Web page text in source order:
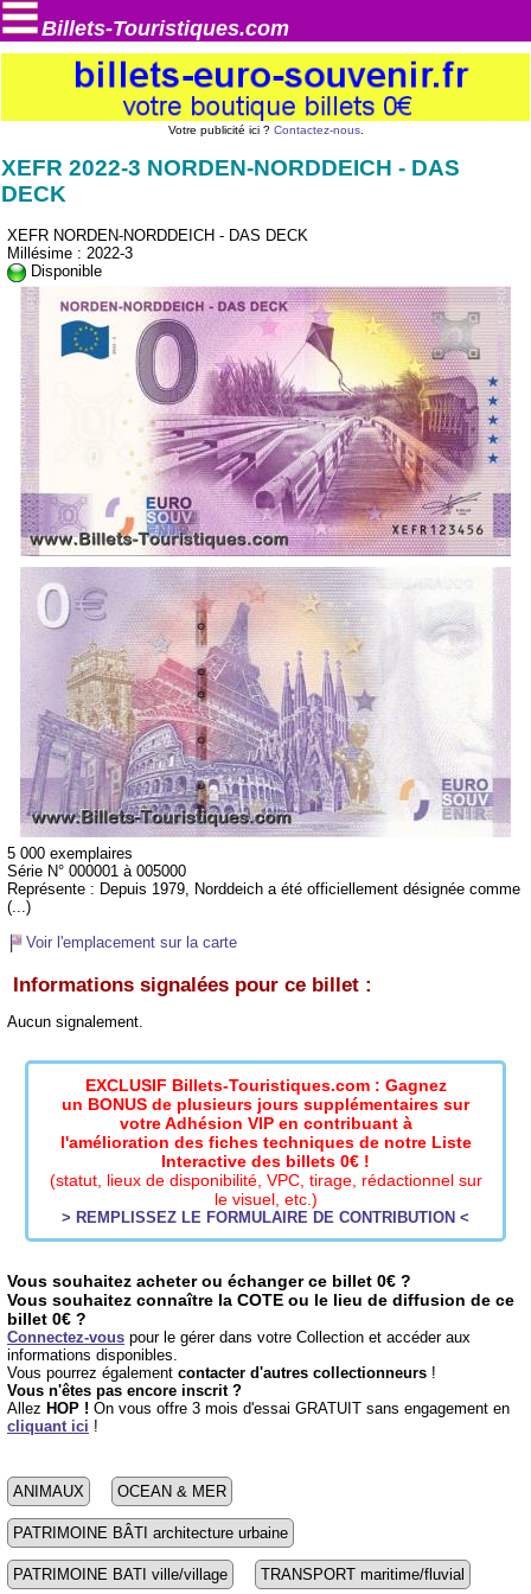
Billets-Touristiques.com
Votre publicité ici ? Contactez-nous.
XEFR 2022-3 NORDEN-NORDDEICH - DAS
DECK
XEFR NORDEN-NORDDEICH - DAS DECK
Millésime : 2022-3
Disponible
5 000 exemplaires
Série N° 000001 à 005000
Représente : Depuis 1979, Norddeich a été officiellement désignée comme
(...)
Voir l'emplacement sur la carte
Informations signalées pour ce billet :
Aucun signalement.
EXCLUSIF Billets-Touristiques.com : Gagnez
un BONUS de plusieurs jours supplémentaires sur
votre Adhésion VIP en contribuant à
l'amélioration des fiches techniques de notre Liste
Interactive des billets 0€ !
(statut, lieux de disponibilité, VPC, tirage, rédactionnel sur
le visuel, etc.)
> REMPLISSEZ LE FORMULAIRE DE CONTRIBUTION <
Vous souhaitez acheter ou échanger ce billet 0€ ?
Vous souhaitez connaître la COTE ou le lieu de diffusion de ce
billet 0€ ?
Connectez-vous pour le gérer dans votre Collection et accéder aux
informations disponibles.
Vous pourrez également contacter d'autres collectionneurs !
Vous n'êtes pas encore inscrit ?
Allez HOP ! On vous offre 3 mois d'essai GRATUIT sans engagement en
cliquant ici !
ANIMAUX OCEAN & MER
PATRIMOINE BÂTI architecture urbaine
PATRIMOINE BATI ville/village TRANSPORT maritime/fluvial